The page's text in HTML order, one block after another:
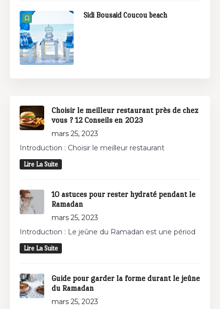
Sidi Bousaid Coucou beach
Choisir le meilleur restaurant près de chez
vous ? 12 Conseils en 2023
mars 25, 2023
Introduction : Choisir le meilleur restaurant
Lire La Suite
10 astuces pour rester hydraté pendant le
Ramadan
mars 25, 2023
Introduction : Le jeûne du Ramadan est une périod
Lire La Suite
Guide pour garder la forme durant le jeûne
du Ramadan
mars 25, 2023